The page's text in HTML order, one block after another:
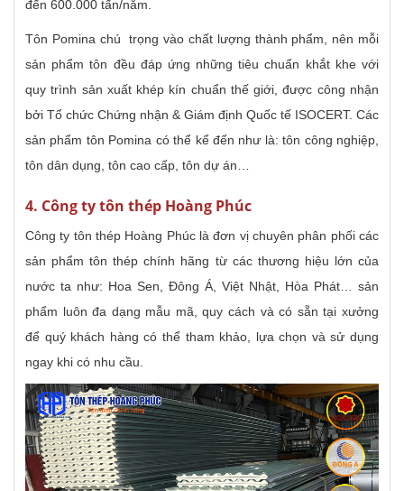
đến 600.000 tấn/năm.
Tôn Pomina chú trọng vào chất lượng thành phẩm, nên mỗi
sản phẩm tôn đều đáp ứng những tiêu chuẩn khắt khe với
quy trình sản xuất khép kín chuẩn thế giới, được công nhận
bởi Tổ chức Chứng nhận & Giám định Quốc tế ISOCERT. Các
sản phẩm tôn Pomina có thể kể đến như là: tôn công nghiệp,
tôn dân dụng, tôn cao cấp, tôn dự án…
4. Công ty tôn thép Hoàng Phúc
Công ty tôn thép Hoàng Phúc là đơn vị chuyên phân phối các
sản phẩm tôn thép chính hãng từ các thương hiệu lớn của
nước ta như: Hoa Sen, Đông Á, Việt Nhật, Hòa Phát… sản
phẩm luôn đa dạng mẫu mã, quy cách và có sẵn tại xưởng
để quý khách hàng có thể tham khảo, lựa chọn và sử dụng
ngay khi có nhu cầu.